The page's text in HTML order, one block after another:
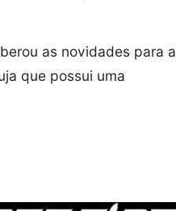
as novidades para a
que possui uma